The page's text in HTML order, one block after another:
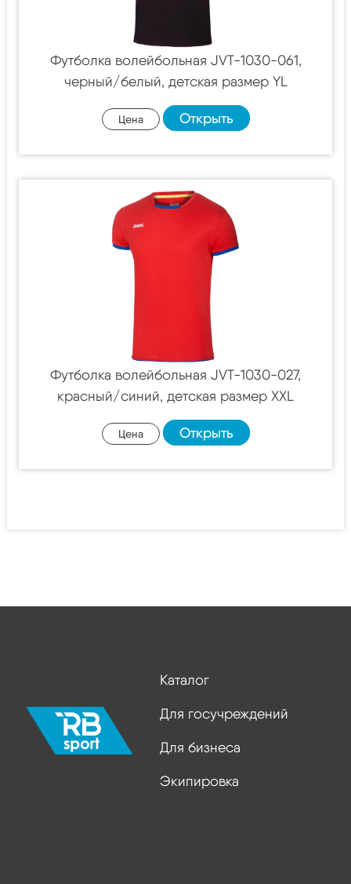
Футболка волейбольная JVT-1030-061,
черный/белый, детская размер YL
Цена Открыть
Футболка волейбольная JVT-1030-027,
красный/синий, детская размер XXL
Цена Открыть
Каталог
Для госучреждений
Для бизнеса
Экипировка